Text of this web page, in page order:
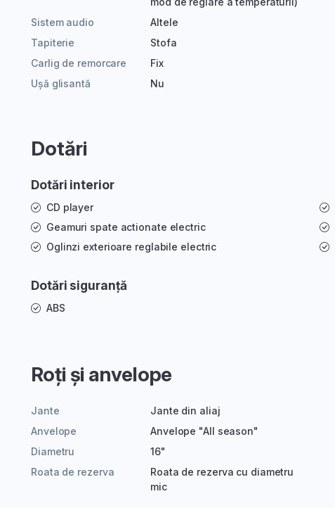
Sistem audio
Altele
Tapiterie
Stofa
Carlig de remorcare
Fix
Ușă glisantă
Nu
Dotări
Dotări interior
CD player
Geamuri spate actionate electric
Oglinzi exterioare reglabile electric
Dotări siguranță
ABS
Roți și anvelope
Jante
Jante din aliaj
Anvelope
Anvelope "All season"
Diametru
16"
Roata de rezerva
Roata de rezerva cu diametru
mic